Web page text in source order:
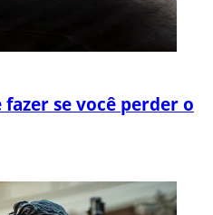
fazer se você perder o